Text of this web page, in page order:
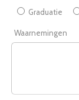
Graduatie
Waarnemingen